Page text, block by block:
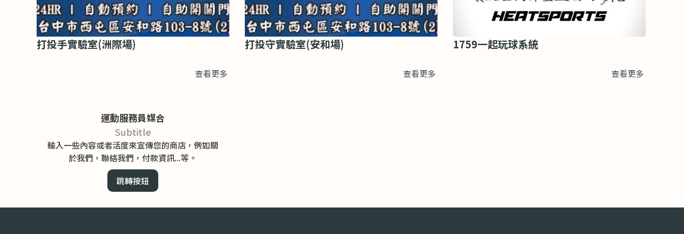
打投手實驗室(洲際場)
查看更多
打投守實驗室(安和場)
查看更多
1759一起玩球系統
查看更多
運動服務員媒合
Subtitle
輸入一些內容或者活度來宣傳您的商店，例如關
於我們，聯絡我們，付款資訊...等。
跳轉按鈕